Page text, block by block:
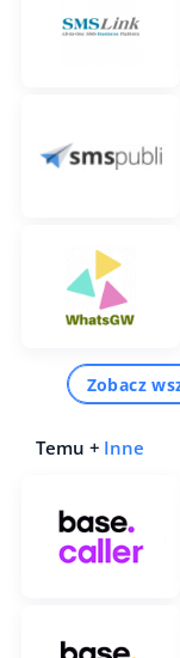
Zobacz
Temu + Inne